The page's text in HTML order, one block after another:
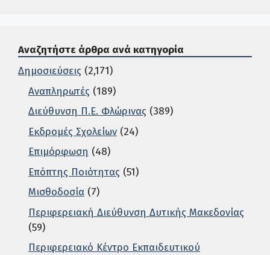
Αναζητήστε άρθρα ανά κατηγορία
Δημοσιεύσεις (2,171)
Αναπληρωτές (189)
Διεύθυνση Π.Ε. Φλώρινας (389)
Εκδρομές Σχολείων (24)
Επιμόρφωση (48)
Επόπτης Ποιότητας (51)
Μισθοδοσία (7)
Περιφερειακή Διεύθυνση Δυτικής Μακεδονίας
(59)
Περιφερειακό Κέντρο Εκπαιδευτικού